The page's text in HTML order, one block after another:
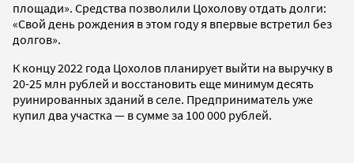
площади». Средства позволили Цохолову отдать долги:
«Свой день рождения в этом году я впервые встретил без
долгов».
К концу 2022 года Цохолов планирует выйти на выручку в
20-25 млн рублей и восстановить еще минимум десять
руинированных зданий в селе. Предприниматель уже
купил два участка — в сумме за 100 000 рублей.